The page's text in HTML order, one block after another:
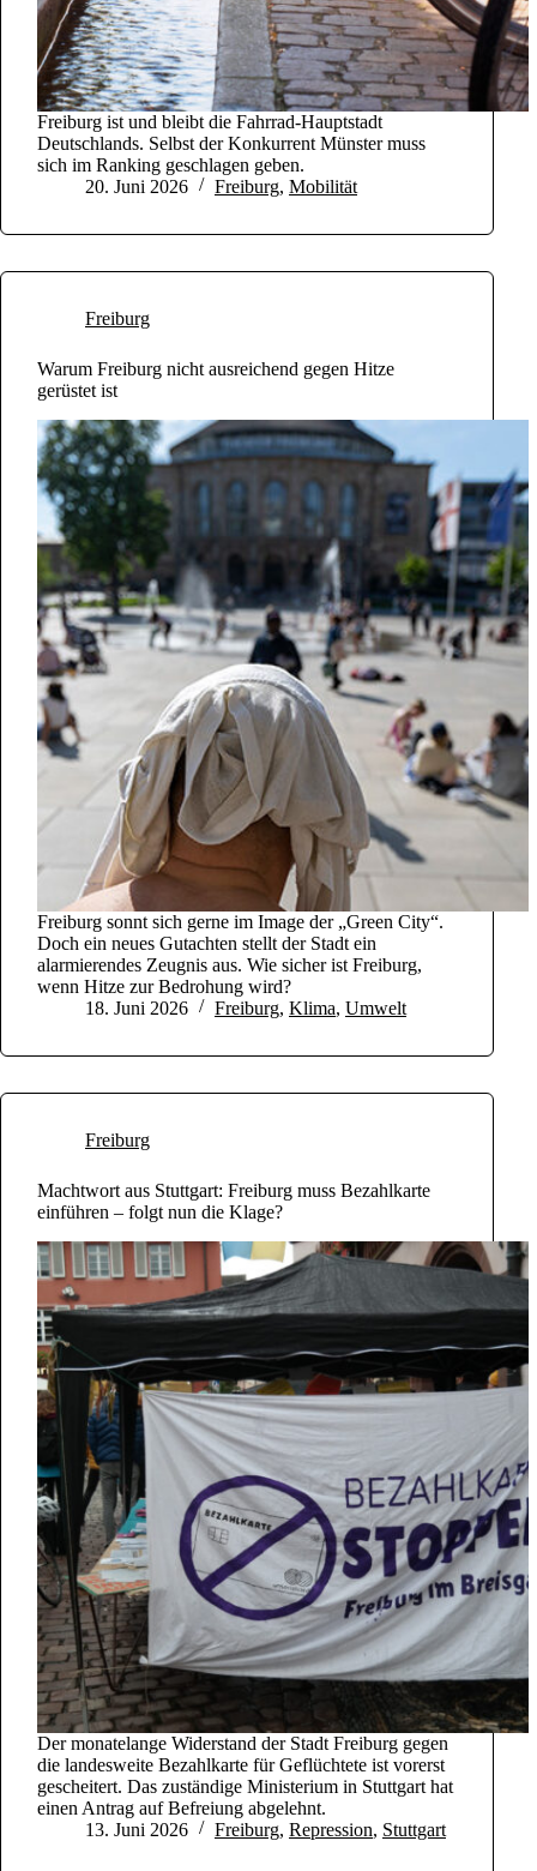
Freiburg ist und bleibt die Fahrrad-Hauptstadt
Deutschlands. Selbst der Konkurrent Münster muss
sich im Ranking geschlagen geben.
20. Juni 2026
Freiburg, Mobilität
Freiburg
Warum Freiburg nicht ausreichend gegen Hitze
gerüstet ist
Freiburg sonnt sich gerne im Image der „Green City“.
Doch ein neues Gutachten stellt der Stadt ein
alarmierendes Zeugnis aus. Wie sicher ist Freiburg,
wenn Hitze zur Bedrohung wird?
18. Juni 2026
Freiburg, Klima, Umwelt
Freiburg
Machtwort aus Stuttgart: Freiburg muss Bezahlkarte
einführen – folgt nun die Klage?
Der monatelange Widerstand der Stadt Freiburg gegen
die landesweite Bezahlkarte für Geflüchtete ist vorerst
gescheitert. Das zuständige Ministerium in Stuttgart hat
einen Antrag auf Befreiung abgelehnt.
13. Juni 2026
Freiburg, Repression, Stuttgart